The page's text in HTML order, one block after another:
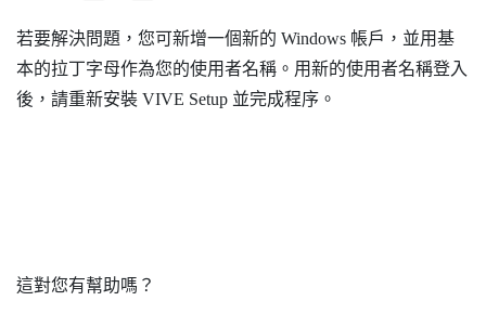
若要解決問題，您可新增一個新的 Windows 帳戶，並用基
本的拉丁字母作為您的使用者名稱。用新的使用者名稱登入
後，請重新安裝 VIVE Setup 並完成程序。
這對您有幫助嗎？